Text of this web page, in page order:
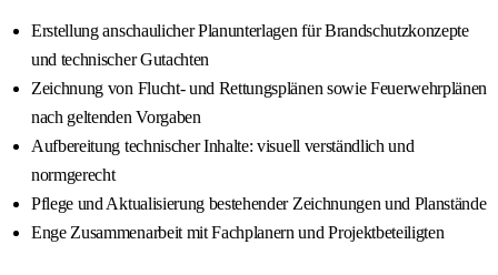
Erstellung anschaulicher Planunterlagen für Brandschutzkonzepte
und technischer Gutachten
Zeichnung von Flucht- und Rettungsplänen sowie Feuerwehrplänen
nach geltenden Vorgaben
Aufbereitung technischer Inhalte: visuell verständlich und
normgerecht
Pflege und Aktualisierung bestehender Zeichnungen und Planstände
Enge Zusammenarbeit mit Fachplanern und Projektbeteiligten